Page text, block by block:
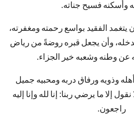
وأسكنه فسيح جناته.
يتغمد الفقيد بواسع رحمته ومغفرته،
وأن يجعل قبره روضةً من رياض
عن وطنه وشعبه خير الجزاء.
وذويه ورفاق دربه ومحبيه جميل
إلا ما يرضي ربنا: إنا لله وإنا إليه
راجعون.